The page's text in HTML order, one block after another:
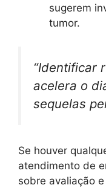
sugerem
tumor.
“Identificar
acelera o
sequelas
Se houver
atendimento de
sobre avaliação